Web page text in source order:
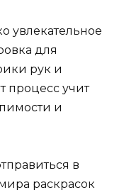
увлекательное
для
рук и
процесс учит
и
в
раскрасок